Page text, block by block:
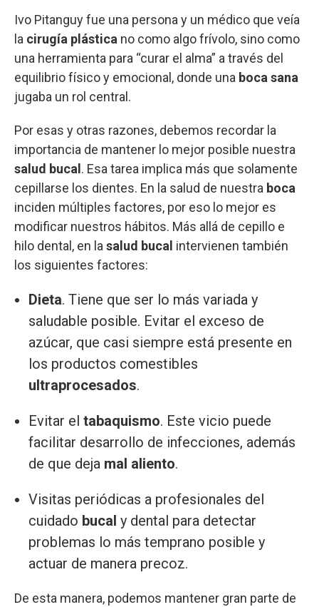
Ivo Pitanguy fue una persona y un médico que veía
la cirugía plástica no como algo frívolo, sino como
una herramienta para “curar el alma” a través del
equilibrio físico y emocional, donde una boca sana
jugaba un rol central.
Por esas y otras razones, debemos recordar la
importancia de mantener lo mejor posible nuestra
salud bucal . Esa tarea implica más que solamente
cepillarse los dientes. En la salud de nuestra boca
inciden múltiples factores, por eso lo mejor es
modificar nuestros hábitos. Más allá de cepillo e
hilo dental, en lasalud bucal intervienen también
los siguientes factores:
Dieta. Tiene que ser lo más variada y
saludable posible. Evitar el exceso de
azúcar, que casi siempre está presente en
los productos comestibles
ultraprocesados.
Evitar el tabaquismo. Este vicio puede
facilitar desarrollo de infecciones, además
de que deja mal aliento.
Visitas periódicas a profesionales del
cuidado bucal y dental para detectar
problemas lo más temprano posible y
actuar de manera precoz.
De esta manera, podemos mantener gran parte de